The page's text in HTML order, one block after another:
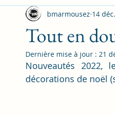
Peinture, Feutres & co Enfants
Tout en
bmarmousez 14
Dernière mise à jour : 21
Nouveautés
décorations de noël